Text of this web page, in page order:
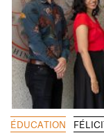
ÉDUCATION